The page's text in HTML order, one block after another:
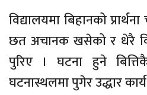
विद्यालयमा बिहानको
छत अचानक खसेको र धेरै
पुरिए । घटना हुने
घटनास्थलमा पुगेर उद्धार